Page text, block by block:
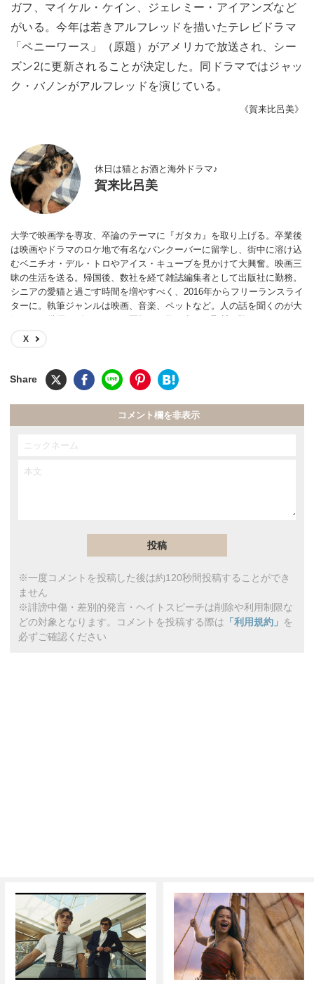
ガフ、マイケル・ケイン、ジェレミー・アイアンズなど
がいる。今年は若きアルフレッドを描いたテレビドラマ
「ペニーワース」（原題）がアメリカで放送され、シー
ズン2に更新されることが決定した。同ドラマではジャッ
ク・バノンがアルフレッドを演じている。
《賀来比呂美》
休日は猫とお酒と海外ドラマ♪
賀来比呂美
大学で映画学を専攻、卒論のテーマに『ガタカ』を取り上げる。卒業後
は映画やドラマのロケ地で有名なバンクーバーに留学し、街中に溶け込
むベニチオ・デル・トロやアイス・キューブを見かけて大興奮。映画三
昧の生活を送る。帰国後、数社を経て雑誌編集者として出版社に勤務。
シニアの愛猫と過ごす時間を増やすべく、2016年からフリーランスライ
ターに。執筆ジャンルは映画、音楽、ペットなど。人の話を聞くのが大
X
コメント欄を非表示
※一度コメントを投稿した後は約120秒間投稿することができ
ません
※誹謗中傷・差別的発言・ヘイトスピーチは削除や利用制限な
どの対象となります。コメントを投稿する際は 「利用規約」 を
必ずご確認ください